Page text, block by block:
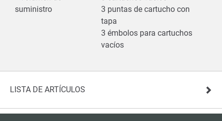
suministro
3 puntas de cartucho con
tapa
3 émbolos para cartuchos
vacíos
LISTA DE ARTÍCULOS